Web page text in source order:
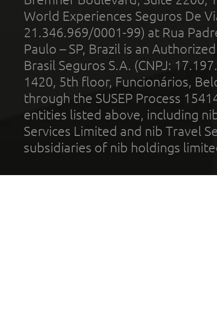
World Experiences Seguros De
21.346.969/0001-99) at Rua
Paulo – SP, Brazil is an
Brasil Seguros S.A. (CNPJ:
1420, 5th floor, Funcionários,
through the SUSEP Process
entities listed above, including
Services Limited and nib Travel
subsidiaries of nib holdings